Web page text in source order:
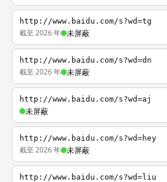
http://www.baidu.com/s?wd=tg
截至 2026 年 未屏蔽
http://www.baidu.com/s?wd=dn
截至 2026 年 未屏蔽
http://www.baidu.com/s?wd=aj
未屏蔽
http://www.baidu.com/s?wd=hey
截至 2026 年 未屏蔽
http://www.baidu.com/s?wd=liu